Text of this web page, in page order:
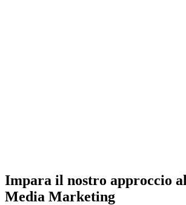
Impara il nostro approccio
Media Marketing